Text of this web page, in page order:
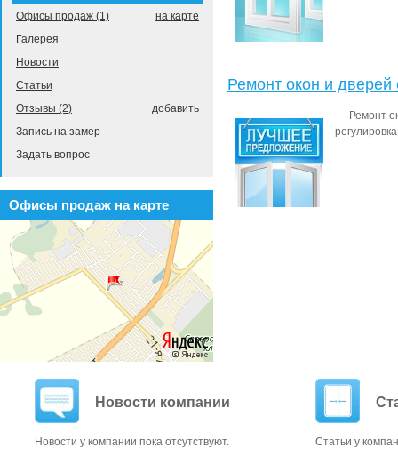
Ремонт окон и дверей
Ремонт
на карте
Офисы продаж (1)
Галерея
Новости
Статьи
добавить
Отзывы (2)
Запись на замер
Задать вопрос
Офисы продаж на карте
Новости компании
Новости у компании пока отсутствуют. Статьи у